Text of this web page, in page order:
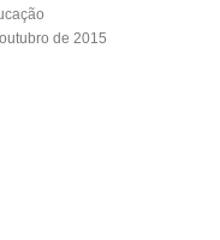
de 2015